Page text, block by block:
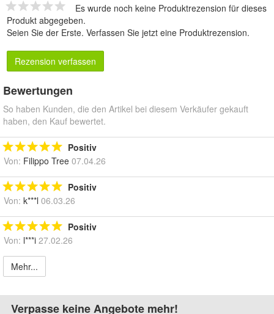
Es wurde noch keine Produktrezension für dieses
Produkt abgegeben.
Seien Sie der Erste. Verfassen Sie jetzt eine Produktrezension.
Rezension verfassen
Bewertungen
So haben Kunden, die den Artikel bei diesem Verkäufer gekauft
haben, den Kauf bewertet.
Positiv
Von: Filippo Tree 07.04.26
Positiv
Von: k***l 06.03.26
Positiv
Von: l***i 27.02.26
Mehr...
Verpasse keine Angebote mehr!